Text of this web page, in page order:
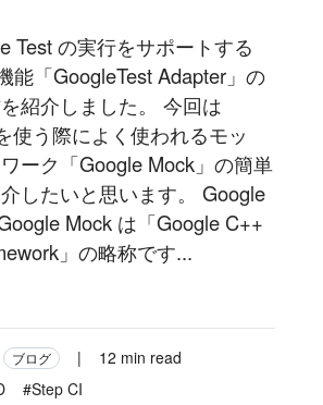
Test の実行をサポートする
能「GoogleTest Adapter」の
紹介しました。 今回は
使う際によく使われるモッ
ーク「Google Mock」の簡単
したいと思います。 Google
Mock は「Google C++
」の略称です...
ブログ |
12 min read
#Step CI